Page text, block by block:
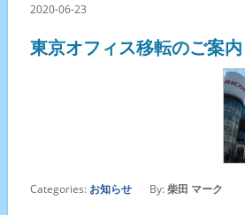
2020-06-23
東京オフィス移転のご案内
Categories: お知らせ By:柴田 マーク